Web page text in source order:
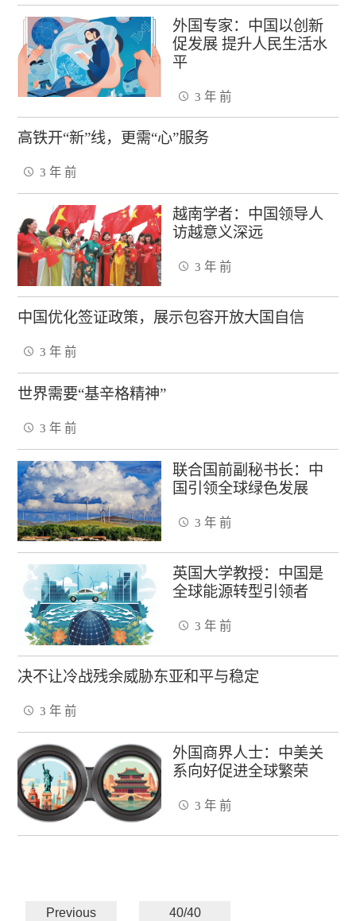
外国专家：中国以创新
促发展 提升人民生活水
平
3 年 前
高铁开“新”线，更需“心”服务
3 年 前
越南学者：中国领导人
访越意义深远
3 年 前
中国优化签证政策，展示包容开放大国自信
3 年 前
世界需要“基辛格精神”
3 年 前
联合国前副秘书长：中
国引领全球绿色发展
3 年 前
英国大学教授：中国是
全球能源转型引领者
3 年 前
决不让冷战残余威胁东亚和平与稳定
3 年 前
外国商界人士：中美关
系向好促进全球繁荣
3 年 前
Previous 40/40